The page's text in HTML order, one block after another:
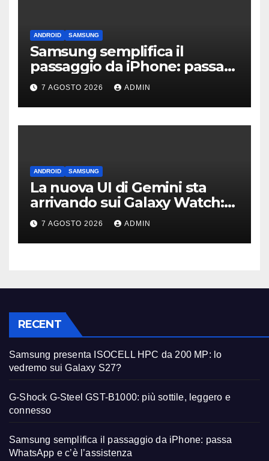
ANDROID SAMSUNG
Samsung semplifica il
passaggio da iPhone: passa
WhatsApp e c’è l’assistenza
7 AGOSTO 2026 ADMIN
ANDROID SAMSUNG
La nuova UI di Gemini sta
arrivando sui Galaxy Watch:
primi avvistamenti
7 AGOSTO 2026 ADMIN
RECENT
Samsung presenta ISOCELL HPC da 200 MP: lo
vedremo sui Galaxy S27?
G-Shock G-Steel GST-B1000: più sottile, leggero e
connesso
Samsung semplifica il passaggio da iPhone: passa
WhatsApp e c’è l’assistenza